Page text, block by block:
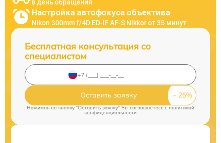
в день обращения
Настройка автофокуса объектива
Nikon 300mm f/4D ED-IF AF-S Nikkor от 35 минут
Бесплатная консультация со
специалистом
Оставить заявку
Нажимая на кнопку "Оставить заявку" Вы соглашаетесь cполитикой
конфиденциальности